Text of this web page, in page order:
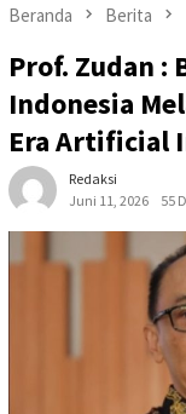
Beranda Berita
Prof. Zudan :
Indonesia
Era Artificial
Redaksi
Juni 11, 2026
55